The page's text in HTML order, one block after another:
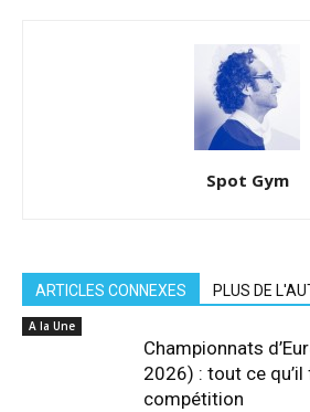
Spot Gym
ARTICLES CONNEXES PLUS DE
A la Une
Championnats
2026) : tout ce
compétition